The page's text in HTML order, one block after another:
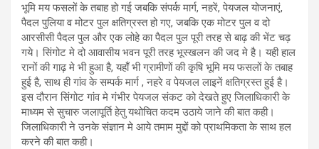
भूमि मय फसलों के तबाह हो गई जबकि संपर्क मार्ग, नहरें, पेयजल योजनाएं,
पैदल पुलिया व मोटर पुल क्षतिग्रस्त हो गए, जबकि एक मोटर पुल व दो
आरसीसी पैदल पुल और एक लोहे का पैदल पुल पूरी तरह से बाढ़ की भेंट चढ़
गये। सिंगोट मे दो आवासीय भवन पूरी तरह भूस्खलन की जद मे है। यही हाल
रानों की गाढ़ मे भी हुआ है, यहाँ भी ग्रामीणों की कृषि भूमि मय फसलों के तबाह
हुई है, साथ ही गांव के सम्पर्क मार्ग , नहरे व पेयजल लाइनें क्षतिग्रस्त हुई है।
इस दौरान सिंगोट गांव मे गंभीर पेयजल संकट को देखते हुए जिलाधिकारी के
माध्यम से सुचारु जलापूर्ति हेतु यथोचित कदम उठाये जाने की बात कही।
जिलाधिकारी ने उनके संज्ञान मे आये तमाम मुद्दों को प्राथमिकता के साथ हल
करने की बात कही।